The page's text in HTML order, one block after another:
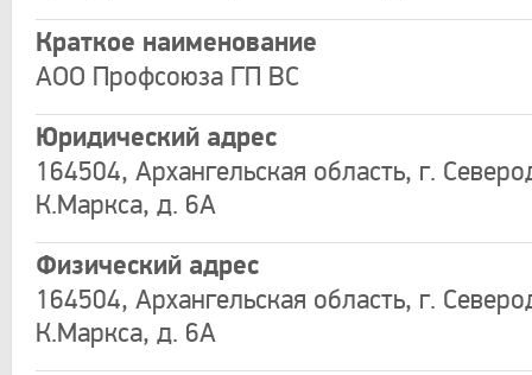
Краткое наименование
АОО Профсоюза ГП ВС
Юридический адрес
164504, Архангельская область, г.
К.Маркса, д. 6А
Физический адрес
164504, Архангельская область, г.
К.Маркса, д. 6А